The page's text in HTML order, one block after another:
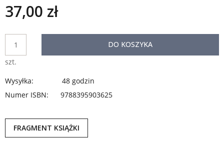
37,00 zł
szt.
DO KOSZYKA
Wysyłka:
48 godzin
Numer ISBN:
9788395903625
FRAGMENT KSIĄŻKI